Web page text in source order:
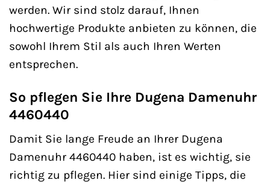
werden. Wir sind stolz darauf, Ihnen
hochwertige Produkte anbieten zu können, die
sowohl Ihrem Stil als auch Ihren Werten
entsprechen.
So pflegen Sie Ihre Dugena Damenuhr
4460440
Damit Sie lange Freude an Ihrer Dugena
Damenuhr 4460440 haben, ist es wichtig, sie
richtig zu pflegen. Hier sind einige Tipps, die